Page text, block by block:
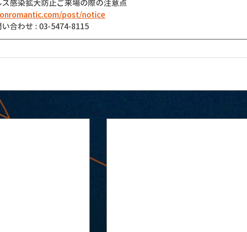
感染拡大防止ご来場の際の注意点
post/notice
合わせ : 03-5474-8115